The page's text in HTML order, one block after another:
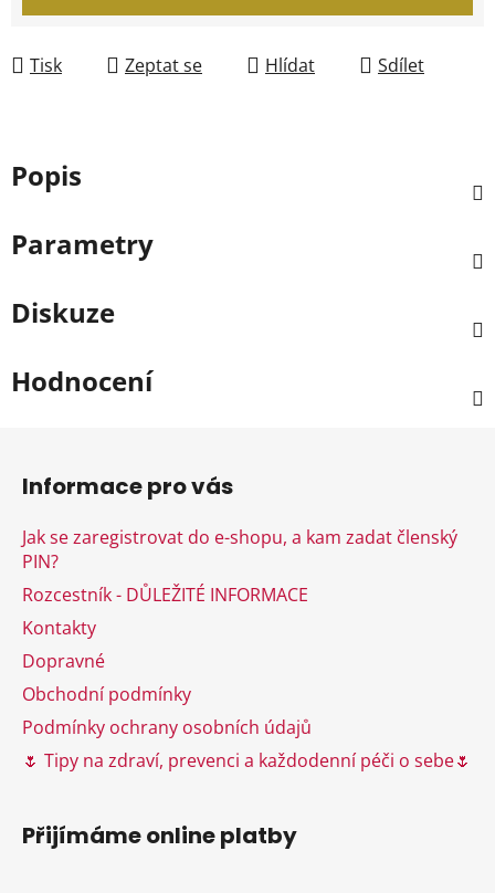
Tisk Zeptat se Hlídat Sdílet
Popis
Parametry
Diskuze
Hodnocení
Informace pro vás
Jak se zaregistrovat do e-shopu, a kam zadat členský
PIN?
Rozcestník - DŮLEŽITÉ INFORMACE
Kontakty
Dopravné
Obchodní podmínky
Podmínky ochrany osobních údajů
🌷 Tipy na zdraví, prevenci a každodenní péči o sebe🌷
Přijímáme online platby